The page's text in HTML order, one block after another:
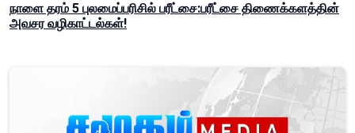
நாளை தரம் 5 புலமைப்பரிசில் பரீட்சை:பரீட்சை திணைக்களத்தின்
அவசர வழிகாட்டல்கள்!